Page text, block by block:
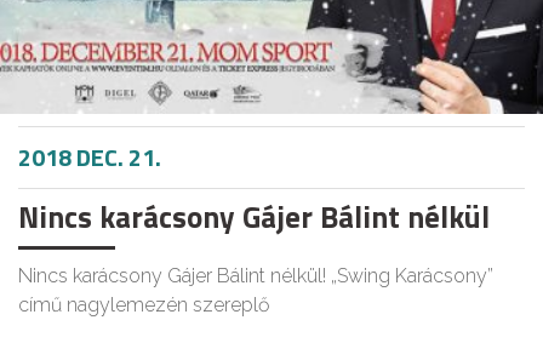
2018 DEC. 21.
Nincs karácsony Gájer Bálint nélkül
Nincs karácsony Gájer Bálint nélkül! „Swing Karácsony”
című nagylemezén szereplő